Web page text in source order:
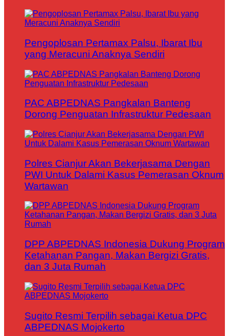
Pengoplosan Pertamax Palsu, Ibarat Ibu
yang Meracuni Anaknya Sendiri
PAC ABPEDNAS Pangkalan Banteng
Dorong Penguatan Infrastruktur Pedesaan
Polres Cianjur Akan Bekerjasama Dengan
PWI Untuk Dalami Kasus Pemerasan Oknum
Wartawan
DPP ABPEDNAS Indonesia Dukung Program
Ketahanan Pangan, Makan Bergizi Gratis,
dan 3 Juta Rumah
Sugito Resmi Terpilih sebagai Ketua DPC
ABPEDNAS Mojokerto